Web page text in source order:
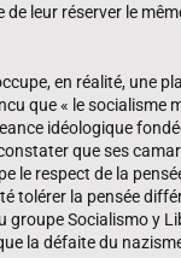
leur réserver le
en réalité, une
que « le socialisme
idéologique
que ses
le respect de la
tolérer la pensée
groupe Socialismo y
la défaite du